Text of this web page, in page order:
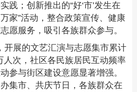
践；创新推出的“好‘市’发生在
家”活动，整合政策宣传、健康
愿服务，吸引各族群众参与。
开展的文艺汇演与志愿集市累计
人次，社区各民族居民互动频率
参与街区建设意愿显著增强。
集市、共庆节日，各族群众在